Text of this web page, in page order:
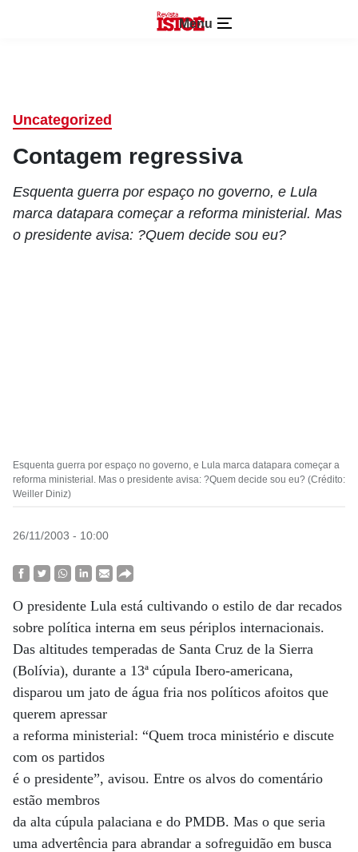
Menu
Uncategorized
Contagem regressiva
Esquenta guerra por espaço no governo, e Lula
marca datapara começar a reforma ministerial. Mas
o presidente avisa: ?Quem decide sou eu?
Esquenta guerra por espaço no governo, e Lula marca datapara começar a
reforma ministerial. Mas o presidente avisa: ?Quem decide sou eu? (Crédito:
Weiller Diniz)
26/11/2003 - 10:00
O presidente Lula está cultivando o estilo de dar recados
sobre política interna em seus périplos internacionais.
Das altitudes temperadas de Santa Cruz de la Sierra
(Bolívia), durante a 13ª cúpula Ibero-americana,
disparou um jato de água fria nos políticos afoitos que
querem apressar
a reforma ministerial: “Quem troca ministério e discute
com os partidos
é o presidente”, avisou. Entre os alvos do comentário
estão membros
da alta cúpula palaciana e do PMDB. Mas o que seria
uma advertência para abrandar a sofreguidão em busca